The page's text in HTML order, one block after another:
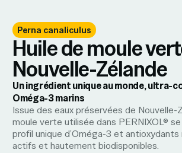
Perna canaliculus
Huile de moule
Nouvelle-Zélande
Un ingrédient unique au monde, ultra-
Oméga-3 marins
Issue des eaux préservées de Nouvelle-
moule verte utilisée dans PERNIXOL®
profil unique d’Oméga-3 et
actifs et hautement biodisponibles.